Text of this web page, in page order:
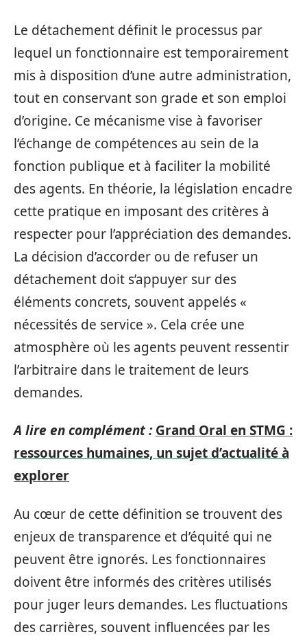
Le détachement définit le processus par
lequel un fonctionnaire est temporairement
mis à disposition d’une autre administration,
tout en conservant son grade et son emploi
d’origine. Ce mécanisme vise à favoriser
l’échange de compétences au sein de la
fonction publique et à faciliter la mobilité
des agents. En théorie, la législation encadre
cette pratique en imposant des critères à
respecter pour l’appréciation des demandes.
La décision d’accorder ou de refuser un
détachement doit s’appuyer sur des
éléments concrets, souvent appelés «
nécessités de service ». Cela crée une
atmosphère où les agents peuvent ressentir
l’arbitraire dans le traitement de leurs
demandes.
A lire en complément : Grand Oral en STMG :
ressources humaines, un sujet d’actualité à
explorer
Au cœur de cette définition se trouvent des
enjeux de transparence et d’équité qui ne
peuvent être ignorés. Les fonctionnaires
doivent être informés des critères utilisés
pour juger leurs demandes. Les fluctuations
des carrières, souvent influencées par les